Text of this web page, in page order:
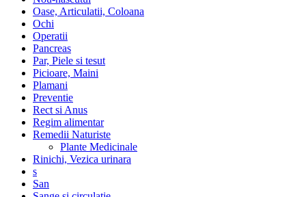
Oase, Articulatii, Coloana
Ochi
Operatii
Pancreas
Par, Piele si tesut
Picioare, Maini
Plamani
Preventie
Rect si Anus
Regim alimentar
Remedii Naturiste
Plante Medicinale
Rinichi, Vezica urinara
s
San